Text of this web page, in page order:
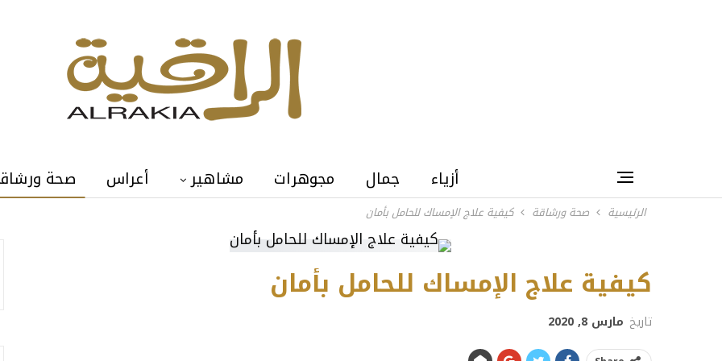
أزياء جمال مجوهرات مشاهير أعراس صحة
الرئيسية صحة ورشاقة كيفية علاج الإمساك للحامل بأمان
كيفية علاج الإمساك للحامل بأمان
تاريخ مارس 8, 2020